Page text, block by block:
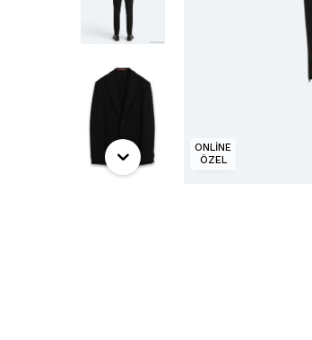
ONLİNE
ÖZEL